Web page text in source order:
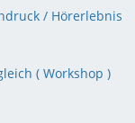
/ Hörerlebnis
( Workshop )